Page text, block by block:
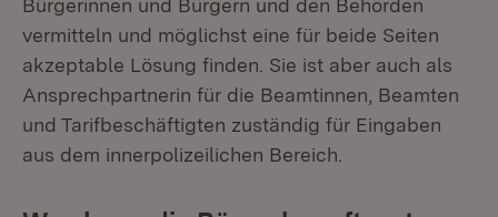
Bürgerinnen und Bürgern und den Behörden
vermitteln und möglichst eine für beide Seiten
akzeptable Lösung finden. Sie ist aber auch als
Ansprechpartnerin für die Beamtinnen, Beamten
und Tarifbeschäftigten zuständig für Eingaben
aus dem innerpolizeilichen Bereich.